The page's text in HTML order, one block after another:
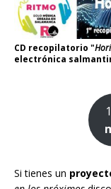
CD recopilatorio "
electrónica
Si tienes un